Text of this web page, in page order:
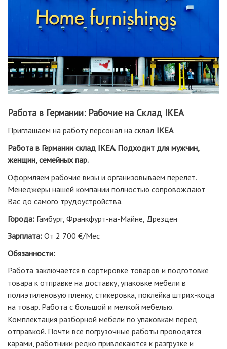
Работа в Германии: Рабочие на Склад IKEA
Приглашаем на работу персонал на склад IKEA
Работа в Германии склад IKEA. Подходит для мужчин,
женщин, семейных пар.
Оформляем рабочие визы и организовываем перелет.
Менеджеры нашей компании полностью сопровождают
Вас до самого трудоустройства.
Города: Гамбург, Франкфурт-на-Майне, Дрезден
Зарплата: От 2 700 €/Мес
Обязанности:
Работа заключается в сортировке товаров и подготовке
товара к отправке на доставку, упаковке мебели в
полиэтиленовую пленку, стикеровка, поклейка штрих-кода
на товар. Работа с большой и мелкой мебелью.
Комплектация разборной мебели по упаковкам перед
отправкой. Почти все погрузочные работы проводятся
карами, работники редко привлекаются к разгрузке и